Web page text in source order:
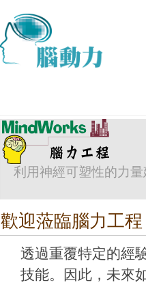
利用神經可塑性的力量
歡迎蒞臨腦力工程
透過重覆特定的經
技能。因此，未來